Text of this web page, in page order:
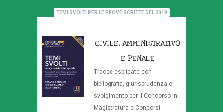
TEMI SVOLTI PER LE PROVE SCRITTE DEL 2019
CIVILE, AMMINISTRATIVO
E PENALE
Tracce esplicate con
bibliografia, giurisprudenza e
svolgimento per il Concorso in
Magistratura e Concorsi